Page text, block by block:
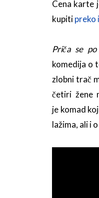
Cena karte
kupitipreko
Priča se
komedija o
zlobni trač
četiri žene
je komad
lažima, ali i